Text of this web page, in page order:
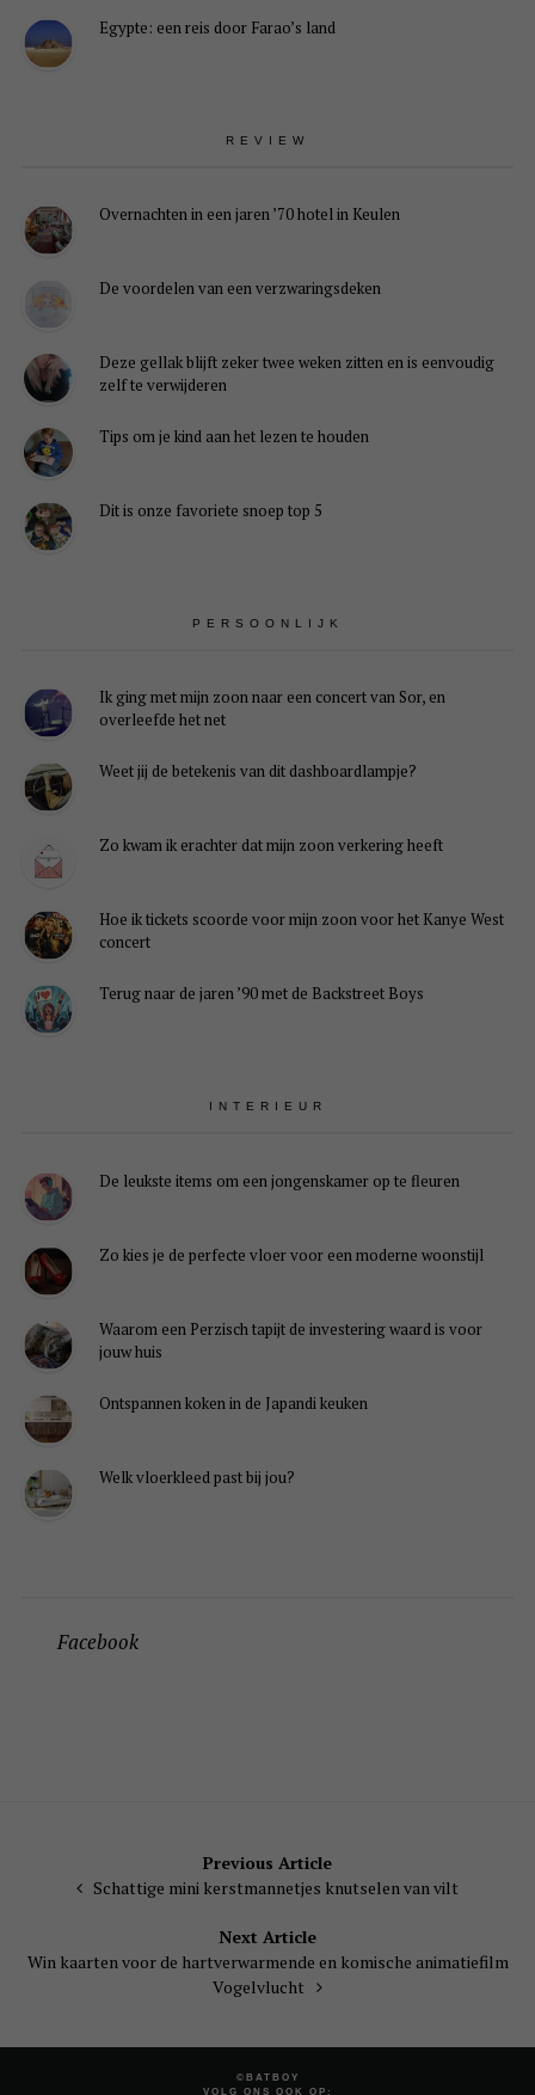
Egypte: een reis door Farao’s land
REVIEW
Overnachten in een jaren ’70 hotel in Keulen
De voordelen van een verzwaringsdeken
Deze gellak blijft zeker twee weken zitten en is eenvoudig
zelf te verwijderen
Tips om je kind aan het lezen te houden
Dit is onze favoriete snoep top 5
PERSOONLIJK
Ik ging met mijn zoon naar een concert van Sor, en
overleefde het net
Weet jij de betekenis van dit dashboardlampje?
Zo kwam ik erachter dat mijn zoon verkering heeft
Hoe ik tickets scoorde voor mijn zoon voor het Kanye West
concert
Terug naar de jaren ’90 met de Backstreet Boys
INTERIEUR
De leukste items om een jongenskamer op te fleuren
Zo kies je de perfecte vloer voor een moderne woonstijl
Waarom een Perzisch tapijt de investering waard is voor
jouw huis
Ontspannen koken in de Japandi keuken
Welk vloerkleed past bij jou?
Facebook
navigatie
Previous Article
Schattige mini kerstmannetjes knutselen van vilt
Next Article
Win kaarten voor de hartverwarmende en komische animatiefilm
Vogelvlucht
©BATBOY
VOLG ONS OOK OP: